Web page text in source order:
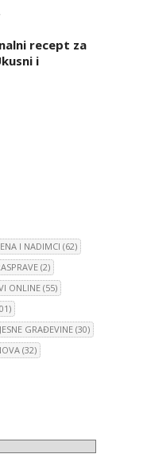
recept za
i
I NADIMCI (62)
(2)
ONLINE (55)
GRAĐEVINE(30)
(32)